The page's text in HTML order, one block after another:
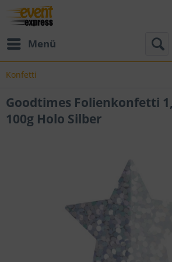
Menü
Konfetti
Goodtimes Folienkonfetti
100g Holo Silber